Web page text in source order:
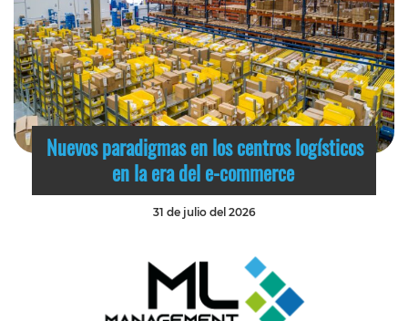
Nuevos paradigmas en los centros logísticos
en la era del e-commerce
31 de julio del 2026